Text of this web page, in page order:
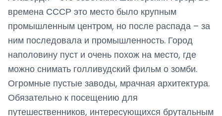
времена СССР это место было крупным
промышленным центром, но после распада – за
ним последовала и промышленность. Город
наполовину пуст и очень похож на место, где
можно снимать голливудский фильм о зомби.
Огромные пустые заводы, мрачная архитектура.
Обязательно к посещению для
путешественников, интересующихся брутальным